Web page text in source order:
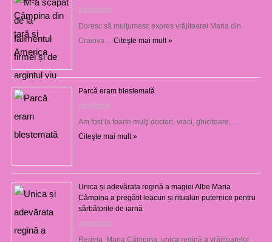
13/03/2025
Doresc să mulţumesc expres vrăjitoarei Maria din
Craiova … Citeşte mai mult »
Parcă eram blestemată
12/03/2025
Am fost la foarte mulţi doctori, vraci, ghicitoare, …
Citeşte mai mult »
Unica și adevărata regină a magiei Albe Maria
Câmpina a pregătit leacuri și ritualuri puternice pentru
sărbătorile de iarnă
26/12/2023
Regina Maria Câmpina, unica regină a vrăjitoarelor